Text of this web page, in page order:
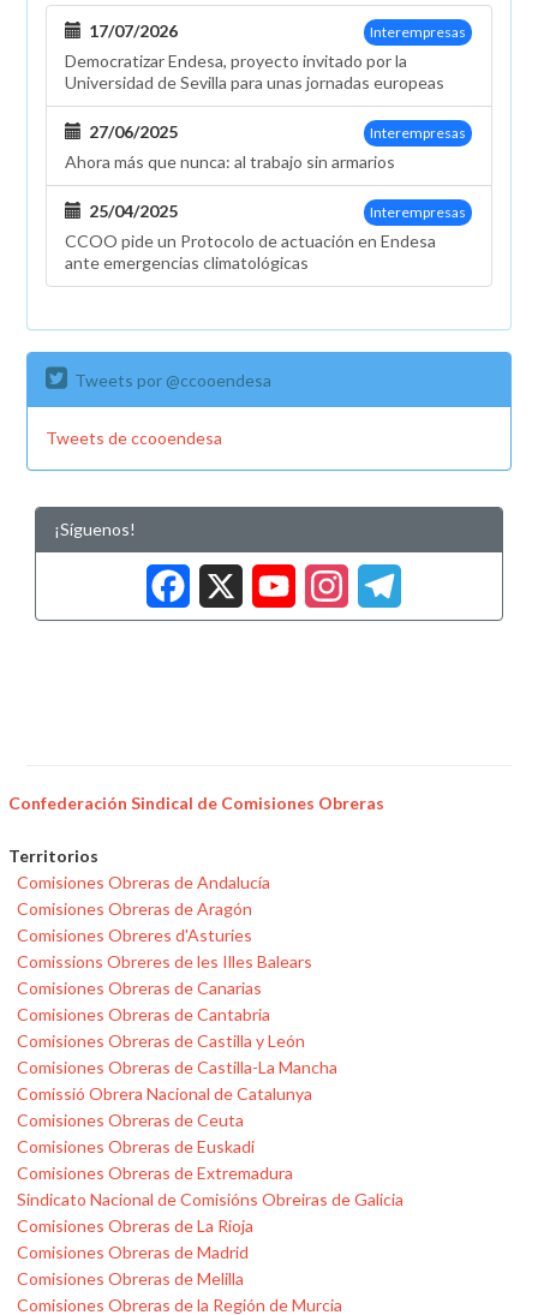
amb
Especial
Dedicació
Interempresas
17/07/2026
Democratizar Endesa, proyecto invitado por la
Universidad de Sevilla para unas jornadas europeas
Interempresas
27/06/2025
Ahora más que nunca: al trabajo sin armarios
Interempresas
25/04/2025
CCOO pide un Protocolo de actuación en Endesa
ante emergencias climatológicas
Tweets por @ccooendesa
Tweets de ccooendesa
¡Síguenos!
Facebook
X
Confederación Sindical de Comisiones Obreras
Territorios
Comisiones Obreras de Andalucía
Comisiones Obreras de Aragón
Comisiones Obreres d'Asturies
Comissions Obreres de les Illes Balears
Comisiones Obreras de Canarias
Comisiones Obreras de Cantabria
Comisiones Obreras de Castilla y León
Comisiones Obreras de Castilla-La Mancha
Comissió Obrera Nacional de Catalunya
Comisiones Obreras de Ceuta
Comisiones Obreras de Euskadi
Comisiones Obreras de Extremadura
Sindicato Nacional de Comisións Obreiras de Galicia
Comisiones Obreras de La Rioja
Comisiones Obreras de Madrid
Comisiones Obreras de Melilla
Comisiones Obreras de la Región de Murcia